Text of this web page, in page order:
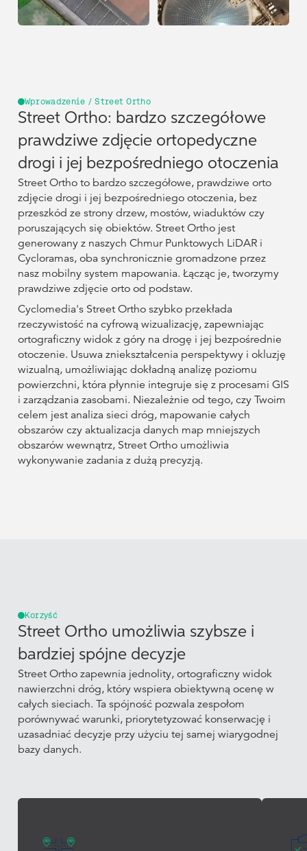
Rozwój
Drogowego
Wprowadzenie / Street Ortho
Street Ortho: bardzo szczegółowe
prawdziwe zdjęcie ortopedyczne
drogi i jej bezpośredniego otoczenia
Street Ortho to bardzo szczegółowe, prawdziwe orto
zdjęcie drogi i jej bezpośredniego otoczenia, bez
przeszkód ze strony drzew, mostów, wiaduktów czy
poruszających się obiektów. Street Ortho jest
generowany z naszych Chmur Punktowych LiDAR i
Cycloramas, oba synchronicznie gromadzone przez
nasz mobilny system mapowania. Łącząc je, tworzymy
prawdziwe zdjęcie orto od podstaw.
Cyclomedia's Street Ortho szybko przekłada
rzeczywistość na cyfrową wizualizację, zapewniając
ortograficzny widok z góry na drogę i jej bezpośrednie
otoczenie. Usuwa zniekształcenia perspektywy i okluzję
wizualną, umożliwiając dokładną analizę poziomu
powierzchni, która płynnie integruje się z procesami GIS
i zarządzania zasobami. Niezależnie od tego, czy Twoim
celem jest analiza sieci dróg, mapowanie całych
obszarów czy aktualizacja danych map mniejszych
obszarów wewnątrz, Street Ortho umożliwia
wykonywanie zadania z dużą precyzją.
Korzyść
Street Ortho umożliwia szybsze i
bardziej spójne decyzje
Street Ortho zapewnia jednolity, ortograficzny widok
nawierzchni dróg, który wspiera obiektywną ocenę w
całych sieciach. Ta spójność pozwala zespołom
porównywać warunki, priorytetyzować konserwację i
uzasadniać decyzje przy użyciu tej samej wiarygodnej
bazy danych.